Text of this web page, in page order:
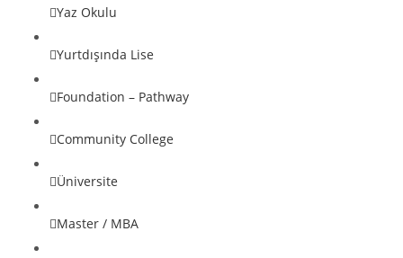
Yaz Okulu
Yurtdışında Lise
Foundation – Pathway
Community College
Üniversite
Master / MBA